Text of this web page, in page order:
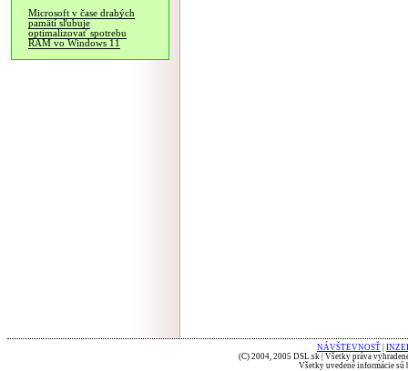
Microsoft v čase drahých
pamätí sľubuje
optimalizovať spotrebu
RAM vo Windows 11
NÁVŠTEVNOSŤ
(C) 2004, 2005 DSL.sk | Všetky práva
Všetky uvedené informácie sú